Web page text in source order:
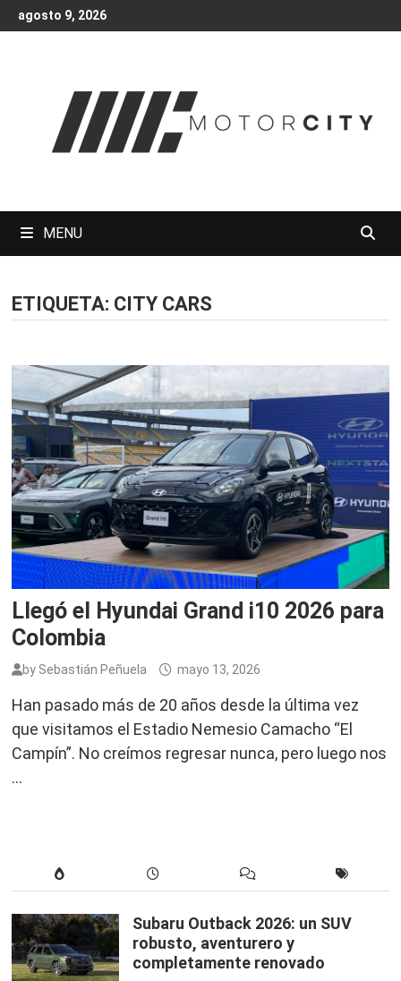
Skip
to
agosto 9, 2026
MENU
ETIQUETA: CITY CARS
Llegó el Hyundai Grand i10 2026 para
Colombia
by Sebastián Peñuela mayo 13, 2026
Han pasado más de 20 años desde la última vez
que visitamos el Estadio Nemesio Camacho “El
Campín”. No creímos regresar nunca, pero luego nos
…
Subaru Outback 2026: un SUV
robusto, aventurero y
completamente renovado